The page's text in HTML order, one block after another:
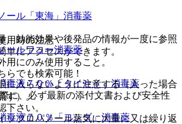
ール「東海」 消毒薬
ールワコー消毒薬
毒液７０％「タイセイ」消毒薬
毒液７０％「ヨシダ」消毒薬
用時の注意
にのみ使用すること。
入らないように注意する（入った場合
す）。
プロパノール蒸気に大量に又は繰り返
、効能効果や後発品の情報が一度に参照
単にアクセスができます。
らでも検索可能！
に、必ず最新の添付文書および安全性
下さい。